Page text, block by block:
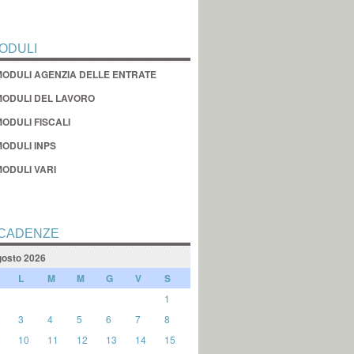
AGENZIA DELLE ENTRATE
DEL LAVORO
FISCALI
INPS
VARI
2026
L M M G V S
1
3 4 5 6 7
8
10 11 12 13 14
15